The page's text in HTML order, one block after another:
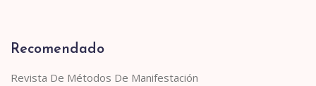
Recomendado
Revista De Métodos De Manifestación